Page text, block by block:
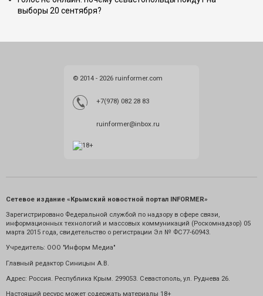
выборы 20 сентября?
© 2014 - 2026 ruinformer.com
+7(978) 082 28 83
ruinformer@inbox.ru
Сетевое издание «Крымский новостной портал INFORMER»
Зарегистрировано Федеральной службой по надзору в сфере связи,
информационных технологий и массовых коммуникаций (Роскомнадзор) 05
марта 2015 года, свидетельство о регистрации Эл № ФС77-60943.
Учредитель: ООО "Информ Медиа"
Главный редактор Синицын А.В.
Адрес: Россия. Республика Крым. 299053. Севастополь, ул. Руднева 26.
Настоящий ресурс может содержать материалы 18+